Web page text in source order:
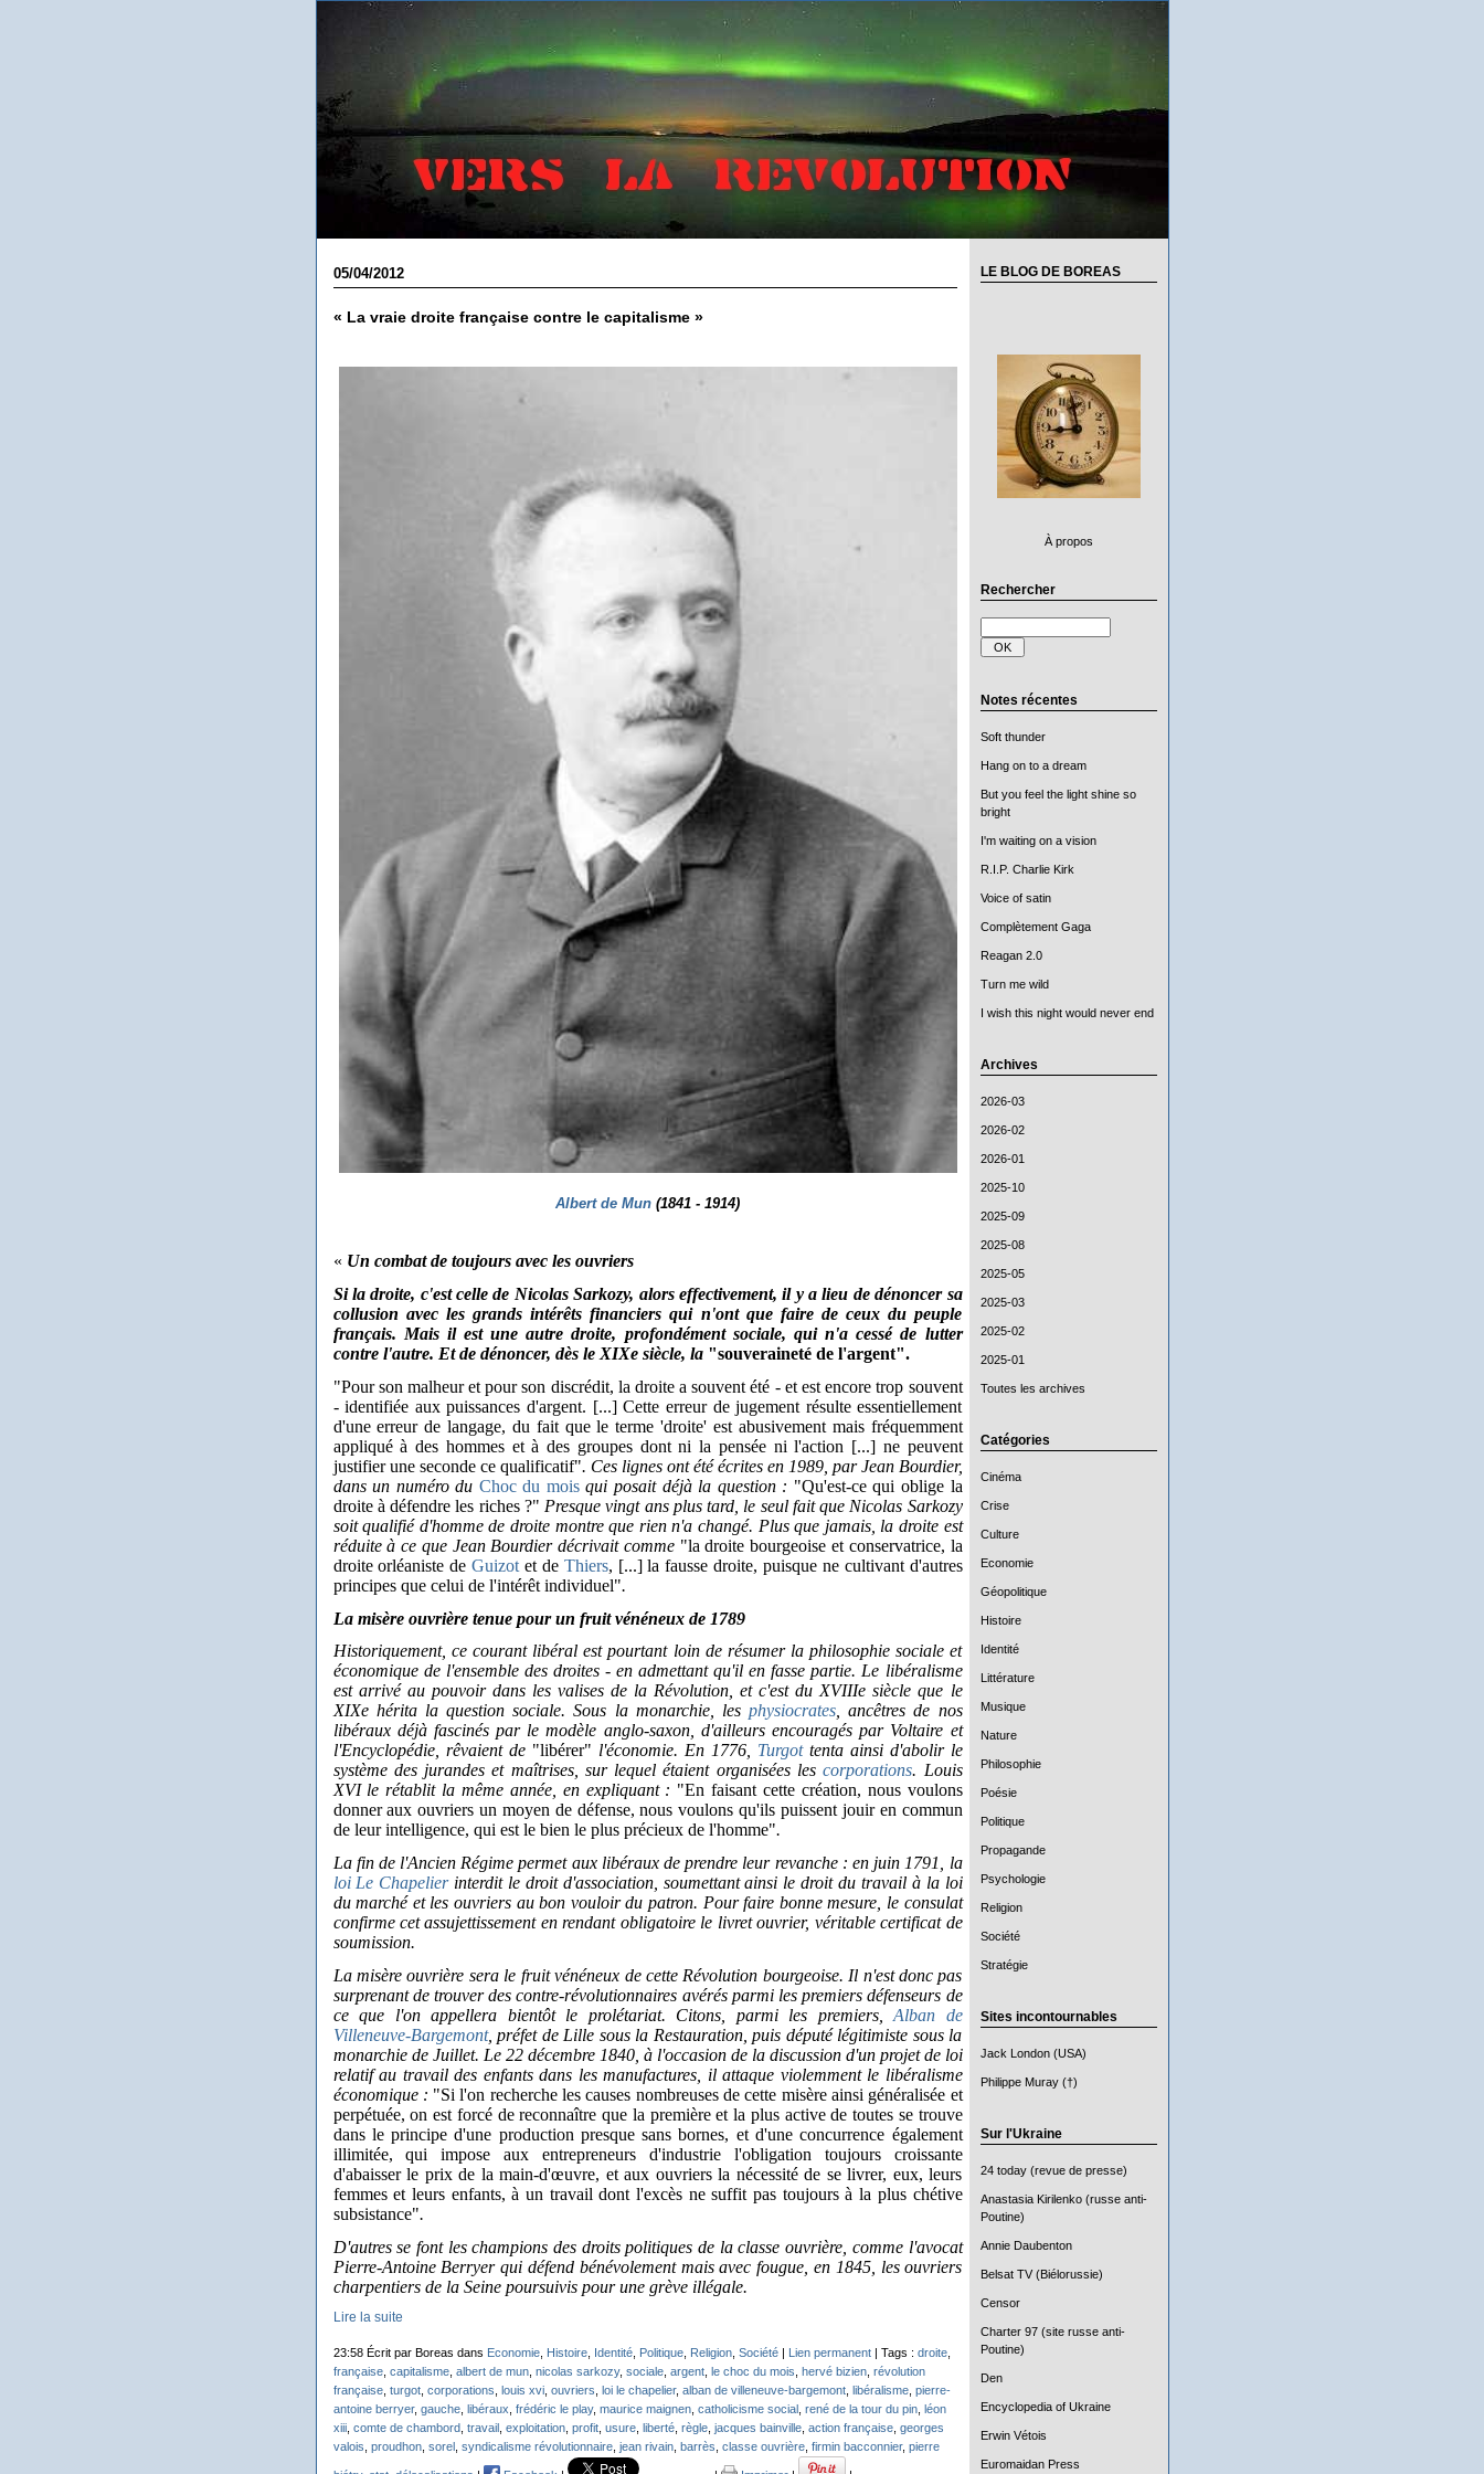
LE BLOG DE BOREAS
À propos
Rechercher
Notes récentes
Soft thunder
Hang on to a dream
But you feel the light shine so
bright
I'm waiting on a vision
R.I.P. Charlie Kirk
Voice of satin
Complètement Gaga
Reagan 2.0
Turn me wild
I wish this night would never end
Archives
2026-03
2026-02
2026-01
2025-10
2025-09
2025-08
2025-05
2025-03
2025-02
2025-01
Toutes les archives
Catégories
Cinéma
Crise
Culture
Economie
Géopolitique
Histoire
Identité
Littérature
Musique
Nature
Philosophie
Poésie
Politique
Propagande
Psychologie
Religion
Société
Stratégie
Sites incontournables
Jack London (USA)
Philippe Muray (†)
Sur l'Ukraine
24 today (revue de presse)
Anastasia Kirilenko (russe anti-
Poutine)
Annie Daubenton
Belsat TV (Biélorussie)
Censor
Charter 97 (site russe anti-
Poutine)
Den
Encyclopedia of Ukraine
Erwin Vétois
Euromaidan Press
05/04/2012
« La vraie droite française contre le capitalisme »
Albert de Mun (1841 - 1914)
« Un combat de toujours avec les ouvriers
Si la droite, c'est celle de Nicolas Sarkozy, alors effectivement, il y a lieu de dénoncer sa
collusion avec les grands intérêts financiers qui n'ont que faire de ceux du peuple
français. Mais il est une autre droite, profondément sociale, qui n'a cessé de lutter
contre l'autre. Et de dénoncer, dès le XIXe siècle, la"souveraineté de l'argent".
"Pour son malheur et pour son discrédit, la droite a souvent été - et est encore trop souvent
- identifiée aux puissances d'argent. [...] Cette erreur de jugement résulte essentiellement
d'une erreur de langage, du fait que le terme 'droite' est abusivement mais fréquemment
appliqué à des hommes et à des groupes dont ni la pensée ni l'action [...] ne peuvent
justifier une seconde ce qualificatif". Ces lignes ont été écrites en 1989, par Jean Bourdier,
dans un numéro du Choc du moisqui posait déjà la question : "Qu'est-ce qui oblige la
droite à défendre les riches ?" Presque vingt ans plus tard, le seul fait que Nicolas Sarkozy
soit qualifié d'homme de droite montre que rien n'a changé. Plus que jamais, la droite est
réduite à ce que Jean Bourdier décrivait comme"la droite bourgeoise et conservatrice, la
droite orléaniste deGuizot et de Thiers, [...] la fausse droite, puisque ne cultivant d'autres
principes que celui de l'intérêt individuel".
La misère ouvrière tenue pour un fruit vénéneux de 1789
Historiquement, ce courant libéral est pourtant loin de résumer la philosophie sociale et
économique de l'ensemble des droites - en admettant qu'il en fasse partie. Le libéralisme
est arrivé au pouvoir dans les valises de la Révolution, et c'est du XVIIIe siècle que le
XIXe hérita la question sociale. Sous la monarchie, les physiocrates , ancêtres de nos
libéraux déjà fascinés par le modèle anglo-saxon, d'ailleurs encouragés par Voltaire et
l'Encyclopédie, rêvaient de"libérer" l'économie. En 1776, Turgottenta ainsi d'abolir le
système des jurandes et maîtrises, sur lequel étaient organisées lescorporations. Louis
XVI le rétablit la même année, en expliquant : "En faisant cette création, nous voulons
donner aux ouvriers un moyen de défense, nous voulons qu'ils puissent jouir en commun
de leur intelligence, qui est le bien le plus précieux de l'homme".
La fin de l'Ancien Régime permet aux libéraux de prendre leur revanche : en juin 1791, la
loi Le Chapelierinterdit le droit d'association, soumettant ainsi le droit du travail à la loi
du marché et les ouvriers au bon vouloir du patron. Pour faire bonne mesure, le consulat
confirme cet assujettissement en rendant obligatoire le livret ouvrier, véritable certificat de
soumission.
La misère ouvrière sera le fruit vénéneux de cette Révolution bourgeoise. Il n'est donc pas
surprenant de trouver des contre-révolutionnaires avérés parmi les premiers défenseurs de
ce que l'on appellera bientôt le prolétariat. Citons, parmi les premiers, Alban de
Villeneuve-Bargemont, préfet de Lille sous la Restauration, puis député légitimiste sous la
monarchie de Juillet. Le 22 décembre 1840, à l'occasion de la discussion d'un projet de loi
relatif au travail des enfants dans les manufactures, il attaque violemment le libéralisme
économique : "Si l'on recherche les causes nombreuses de cette misère ainsi généralisée et
perpétuée, on est forcé de reconnaître que la première et la plus active de toutes se trouve
dans le principe d'une production presque sans bornes, et d'une concurrence également
illimitée, qui impose aux entrepreneurs d'industrie l'obligation toujours croissante
d'abaisser le prix de la main-d'œuvre, et aux ouvriers la nécessité de se livrer, eux, leurs
femmes et leurs enfants, à un travail dont l'excès ne suffit pas toujours à la plus chétive
subsistance".
D'autres se font les champions des droits politiques de la classe ouvrière, comme l'avocat
Pierre-Antoine Berryer qui défend bénévolement mais avec fougue, en 1845, les ouvriers
charpentiers de la Seine poursuivis pour une grève illégale.
Lire la suite
23:58 Écrit par Boreas dans Economie, Histoire, Identité, Politique, Religion, Société| Lien permanent| Tags : droite,
française, capitalisme, albert de mun, nicolas sarkozy, sociale, argent, le choc du mois hervé bizien, révolution
française, turgot, corporations louis xvi, ouvriers loi le chapelier, alban de villeneuve-bargemont, libéralisme, pierre-
antoine berryer, gauche, libéraux frédéric le play, maurice maignen, catholicisme social rené de la tour du pin,
léon
xiii, comte de chambord travail exploitation, profit, usure, liberté, règle, jacques bainville, action française, georges
valois proudhon, sorel syndicalisme révolutionnaire, jean rivain, barrès classe ouvrière, firmin bacconnier, pierre